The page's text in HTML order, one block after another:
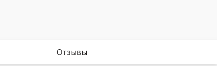
Отзывы